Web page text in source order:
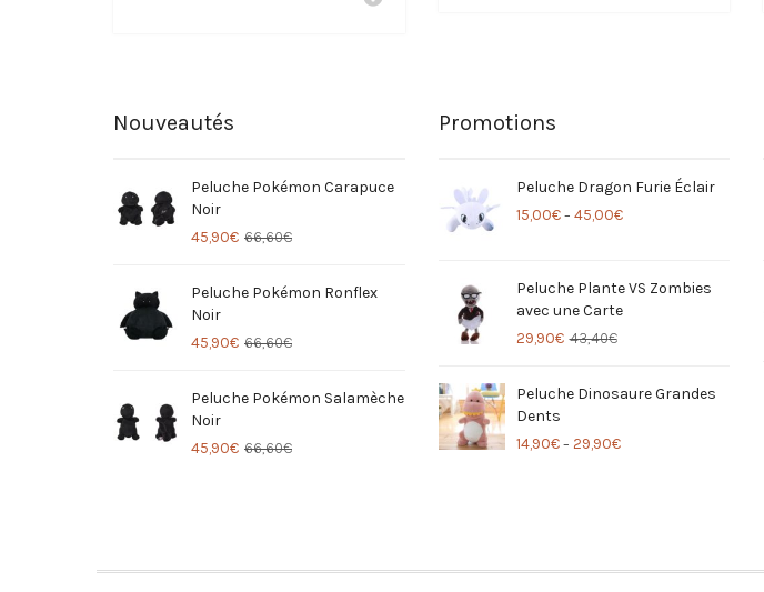
Nouveautés
Peluche Pokémon Carapuce
Noir
66,60€
45,90€
Peluche Pokémon Ronflex
Noir
66,60€
45,90€
Peluche Pokémon Salamèche
Noir
66,60€
45,90€
Promotions
Peluche Dragon Furie Éclair
15,00€– 45,00€
Peluche Plante VS Zombies
avec une Carte
43,40€
29,90€
Peluche Dinosaure Grandes
Dents
14,90€– 29,90€